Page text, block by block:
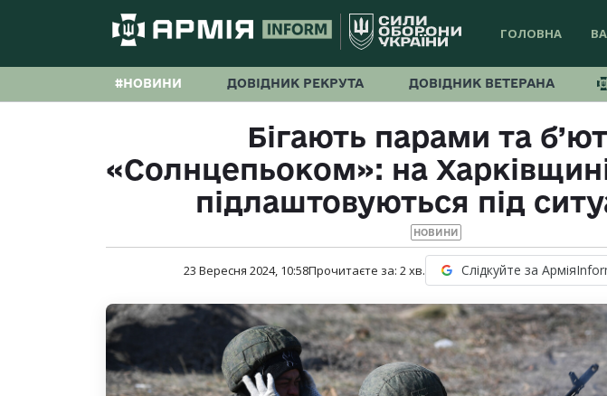
ГОЛОВНА
#НОВИНИ ДОВІДНИК РЕКРУТА ДОВІДНИК ВЕТЕРАНА
Бігають парами та
«Солнцепьоком»: на
підлаштовуються під
НОВИНИ
23 Вересня 2024, 10:58Прочитаєте за: 2хв. Слідкуйте за